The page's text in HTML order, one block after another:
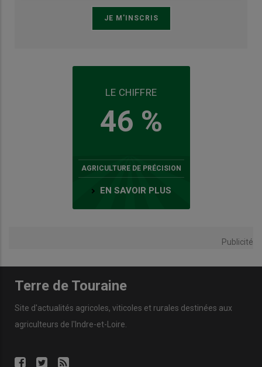
LE CHIFFRE
46 %
AGRICULTURE DE PRÉCISION
EN SAVOIR PLUS
Publicité
Terre de Touraine
Site d'actualités agricoles, viticoles et rurales destinées aux
agriculteurs de l'Indre-et-Loire.